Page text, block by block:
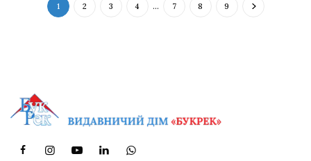
1 2 3 4 … 7 8 9